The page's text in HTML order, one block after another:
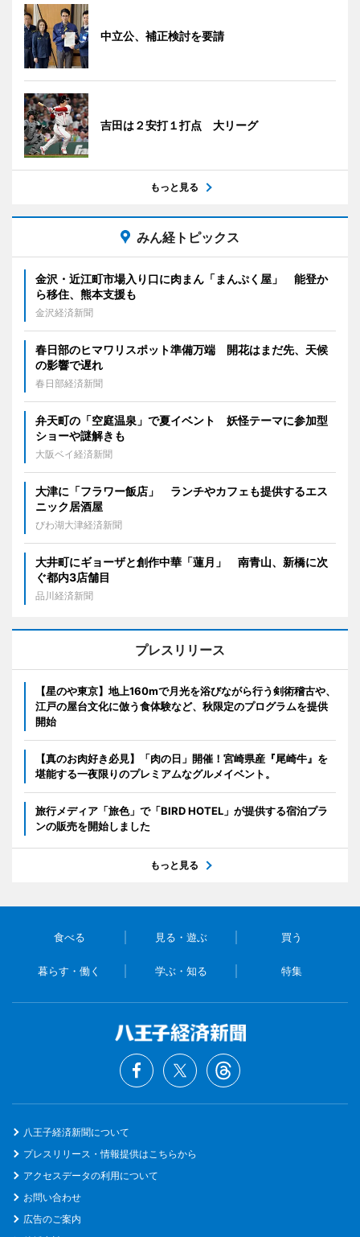
中立公、補正検討を要請
吉田は２安打１打点 大リーグ
もっと見る
みん経トピックス
金沢・近江町市場入り口に肉まん「まんぷく屋」 能登か
ら移住、熊本支援も
金沢経済新聞
春日部のヒマワリスポット準備万端 開花はまだ先、天候
の影響で遅れ
春日部経済新聞
弁天町の「空庭温泉」で夏イベント 妖怪テーマに参加型
ショーや謎解きも
大阪ベイ経済新聞
大津に「フラワー飯店」 ランチやカフェも提供するエス
ニック居酒屋
びわ湖大津経済新聞
大井町にギョーザと創作中華「蓮月」 南青山、新橋に次
ぐ都内3店舗目
品川経済新聞
プレスリリース
【星のや東京】地上160mで月光を浴びながら行う剣術稽古や、
江戸の屋台文化に倣う食体験など、秋限定のプログラムを提供
開始
【真のお肉好き必見】「肉の日」開催！宮崎県産『尾崎牛』を
堪能する一夜限りのプレミアムなグルメイベント。
旅行メディア「旅色」で「BIRD HOTEL」が提供する宿泊プラ
ンの販売を開始しました
もっと見る
食べる 見る・遊ぶ 買う
暮らす・働く 学ぶ・知る 特集
八王子経済新聞について
プレスリリース・情報提供はこちらから
アクセスデータの利用について
お問い合わせ
広告のご案内